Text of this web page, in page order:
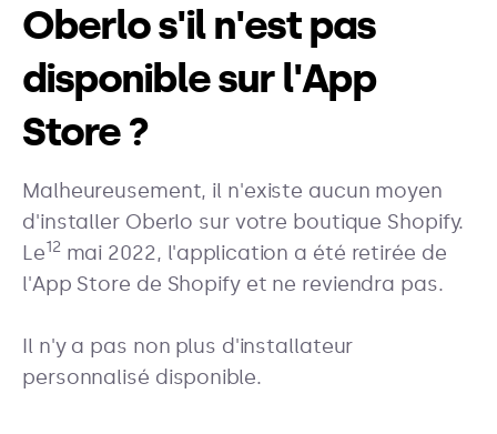
Oberlo s'il n'est pas
disponible sur l'App
Store ?
Malheureusement, il n'existe aucun moyen
d'installer Oberlo sur votre boutique Shopify.
Le12mai 2022, l'application a été retirée de
l'App Store de Shopify et ne reviendra pas.
Il n'y a pas non plus d'installateur
personnalisé disponible.